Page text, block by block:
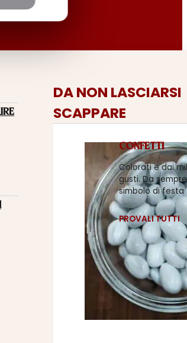
DA NON LASCIARSI
SCAPPARE
CONFETTI
Colorati e dai
gusti. Da sempre
simbolo di festa
PROVALI TUTTI